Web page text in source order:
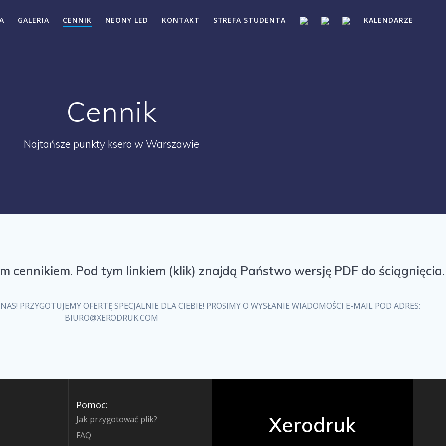
GALERIA CENNIK NEONY LED KONTAKT STREFA STUDENTA KALENDARZE
Cennik
Najtańsze punkty ksero w Warszawie
cennikiem. Pod tym linkiem (klik) znajdą Państwo wersję PDF do ściągnięcia.
PRZYGOTUJEMY OFERTĘ SPECJALNIE DLA CIEBIE! PROSIMY O WYSŁANIE WIADOMOŚCI E-MAIL POD ADRES:
BIURO@XERODRUK.COM
Pomoc:
Jak przygotować plik?
FAQ
Xerodruk